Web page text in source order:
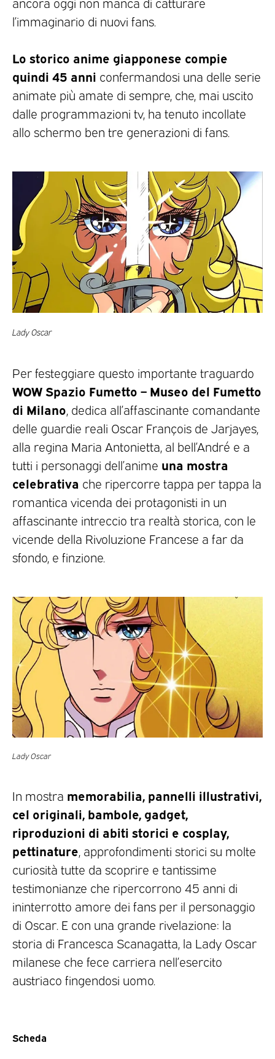
l’immaginario di nuovi fans.
Lo storico anime giapponese compie
quindi 45 anni confermandosi una delle serie
animate più amate di sempre, che, mai uscito
dalle programmazioni tv, ha tenuto incollate
allo schermo ben tre generazioni di fans.
Lady Oscar
Per festeggiare questo importante traguardo
WOW Spazio Fumetto – Museo del Fumetto
di Milano , dedica all’affascinante comandante
delle guardie reali Oscar François de Jarjayes,
alla regina Maria Antonietta, al bell’André e a
tutti i personaggi dell’anime una mostra
celebrativa che ripercorre tappa per tappa la
romantica vicenda dei protagonisti in un
affascinante intreccio tra realtà storica, con le
vicende della Rivoluzione Francese a far da
sfondo, e finzione.
Lady Oscar
In mostra memorabilia, pannelli illustrativi,
cel originali, bambole, gadget,
riproduzioni di abiti storici e cosplay,
pettinature , approfondimenti storici su molte
curiosità tutte da scoprire e tantissime
testimonianze che ripercorrono 45 anni di
ininterrotto amore dei fans per il personaggio
di Oscar. E con una grande rivelazione: la
storia di Francesca Scanagatta, la Lady Oscar
milanese che fece carriera nell’esercito
austriaco fingendosi uomo.
Scheda